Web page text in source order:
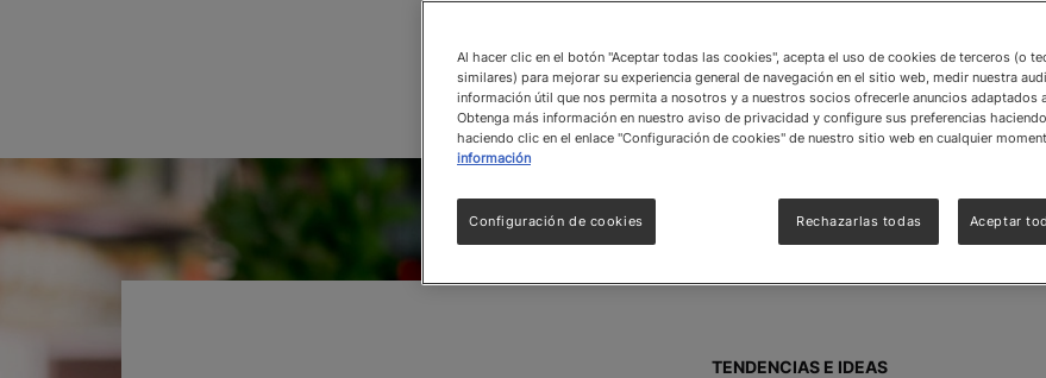
TENDENCIAS E IDEAS
Al hacer clic en el botón "Aceptar todas las cookies", acepta el uso de cookies de terceros (o
similares) para mejorar su experiencia general de navegación en el sitio web, medir nuestra
información útil que nos permita a nosotros y a nuestros socios ofrecerle anuncios adaptados
Obtenga más información en nuestro aviso de privacidad y configure sus preferencias
haciendo clic en el enlace "Configuración de cookies" de nuestro sitio web en cualquier
información
Rechazarlas todas Aceptar
Configuración de cookies